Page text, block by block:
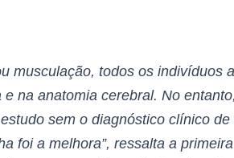
musculação, todos os indivíduos
na anatomia cerebral. No
sem o diagnóstico clínico
foi a melhora”, ressalta a